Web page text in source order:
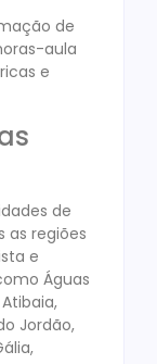
de
aula
e
de
as regiões
e
Águas
Jordão,